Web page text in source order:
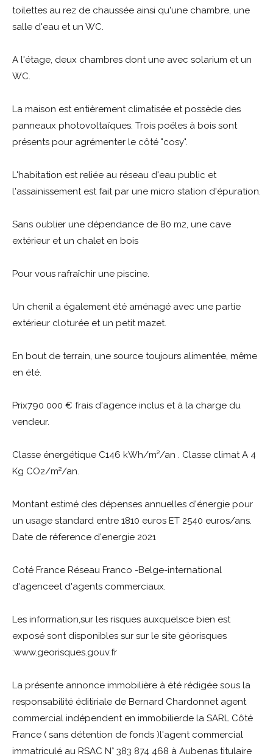
toilettes au rez de chaussée ainsi qu'une chambre, une
salle d'eau et un WC.
A l'étage, deux chambres dont une avec solarium et un
WC.
La maison est entièrement climatisée et possède des
panneaux photovoltaïques. Trois poëles à bois sont
présents pour agrémenter le côté "cosy".
L'habitation est reliée au réseau d'eau public et
l'assainissement est fait par une micro station d'épuration.
Sans oublier une dépendance de 80 m2, une cave
extérieur et un chalet en bois
Pour vous rafraîchir une piscine.
Un chenil a également été aménagé avec une partie
extérieur cloturée et un petit mazet.
En bout de terrain, une source toujours alimentée, même
en été.
Prix790 000 € frais d'agence inclus et à la charge du
vendeur.
Classe énergétique C146 kWh/m²/an . Classe climat A 4
Kg CO2/m²/an.
Montant estimé des dépenses annuelles d'énergie pour
un usage standard entre 1810 euros ET 2540 euros/ans.
Date de réference d'energie 2021
Coté France Réseau Franco -Belge-international
d'agenceet d'agents commerciaux.
Les information,sur les risques auxquelsce bien est
exposé sont disponibles sur sur le site géorisques
:www.georisques.gouv.fr
La présente annonce immobilière à été rédigée sous la
responsabilité éditiriale de Bernard Chardonnet agent
commercial indépendent en immobilierde la SARL Côté
France ( sans détention de fonds )l'agent commercial
immatriculé au RSAC N° 383 874 468 à Aubenas titulaire